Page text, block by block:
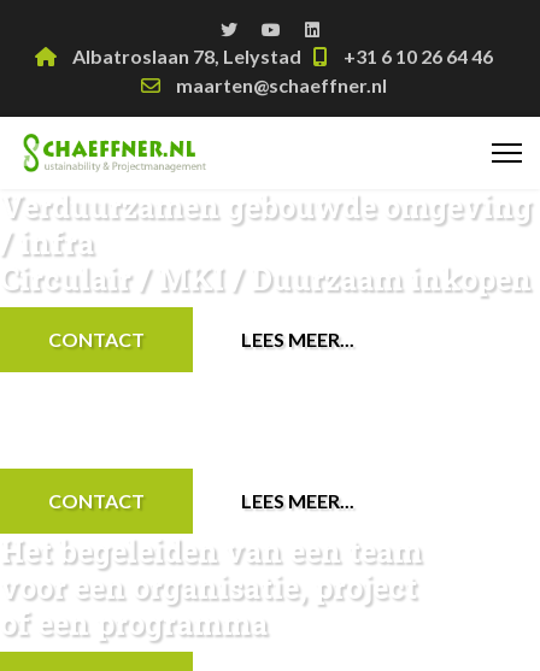
Albatroslaan 78, Lelystad
+31 6 10 26 64 46
maarten@schaeffner.nl
Verduurzamen gebouwde omgeving
/ infra
Circulair / MKI / Duurzaam inkopen
CONTACT LEES MEER...
CONTACT LEES MEER...
Het begeleiden van een team
voor een organisatie, project
of een programma